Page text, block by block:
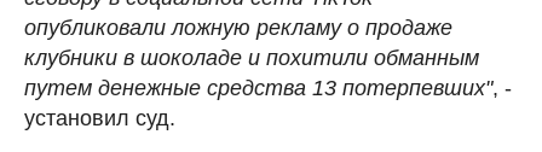
опубликовали ложную рекламу о продаже
клубники в шоколаде и похитили обманным
путем денежные средства 13 потерпевших", -
установил суд.